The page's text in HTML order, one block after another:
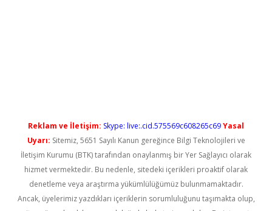
Reklam ve İletişim: Skype: live:.cid.575569c608265c69Yasal
Uyarı: Sitemiz, 5651 Sayılı Kanun gereğince Bilgi Teknolojileri ve
İletişim Kurumu (BTK) tarafından onaylanmış bir Yer Sağlayıcı olarak
hizmet vermektedir. Bu nedenle, sitedeki içerikleri proaktif olarak
denetleme veya araştırma yükümlülüğümüz bulunmamaktadır.
Ancak, üyelerimiz yazdıkları içeriklerin sorumluluğunu taşımakta olup,